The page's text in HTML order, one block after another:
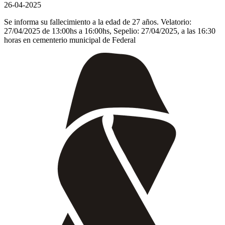
26-04-2025
Se informa su fallecimiento a la edad de 27 años. Velatorio:
27/04/2025 de 13:00hs a 16:00hs, Sepelio: 27/04/2025, a las 16:30
horas en cementerio municipal de Federal